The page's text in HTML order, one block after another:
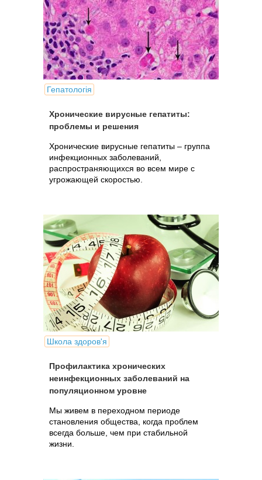
Гепатологія
Хронические вирусные гепатиты:
проблемы и решения
Хронические вирусные гепатиты – группа
инфекционных заболеваний,
распространяющихся во всем мире с
угрожающей скоростью.
Школа здоров'я
Профилактика хронических
неинфекционных заболеваний на
популяционном уровне
Мы живем в переходном периоде
становления общества, когда проблем
всегда больше, чем при стабильной
жизни.